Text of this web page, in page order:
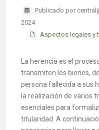
Publicado por
2024
Aspectos legales y
La herencia es el
transmiten los bienes,
persona fallecida a sus
la realización de varios
esenciales para
titularidad. A